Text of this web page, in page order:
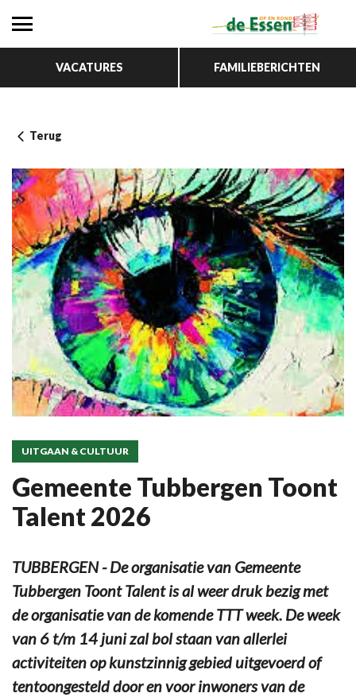
VACATURES FAMILIEBERICHTEN
Terug
UITGAAN & CULTUUR
Gemeente Tubbergen Toont
Talent 2026
TUBBERGEN - De organisatie van Gemeente
Tubbergen Toont Talent is al weer druk bezig met
de organisatie van de komende TTT week. De week
van 6 t/m 14 juni zal bol staan van allerlei
activiteiten op kunstzinnig gebied uitgevoerd of
tentoongesteld door en voor inwoners van de